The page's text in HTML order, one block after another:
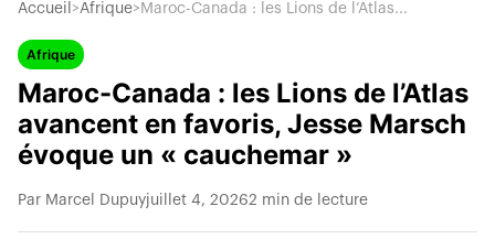
Accueil >Afrique> Maroc-Canada : les Lions de l’Atlas...
Afrique
Maroc-Canada : les Lions de l’Atlas
avancent en favoris, Jesse Marsch
évoque un « cauchemar »
Par Marcel Dupuyjuillet 4, 20262 min de lecture